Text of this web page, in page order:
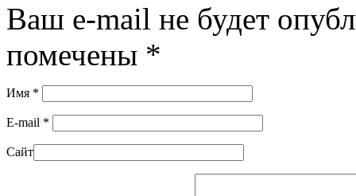
Ваш e-mail не будет
помечены *
Имя *
E-mail *
Сайт